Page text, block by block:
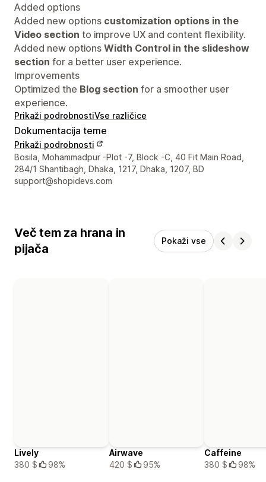
Added options
Added new options customization options in the
Video section to improve UX and content flexibility.
Added new options Width Control in the slideshow
section for a better user experience.
Improvements
Optimized the Blog section for a smoother user
experience.
Prikaži podrobnostiVse različice
Dokumentacija teme
Prikaži podrobnosti
Podatki za stik z oblikovalcem
Bosila, Mohammadpur -Plot -7, Block -C, 40 Fit Main Road,
284/1 Shantibagh, Dhaka, 1217, Dhaka, 1207, BD
support@shopidevs.com
Več tem za hrana in
pijača
Pokaži vse
Lively
380 $
98%
Airwave
420 $
95%
Caffeine
380 $
98%